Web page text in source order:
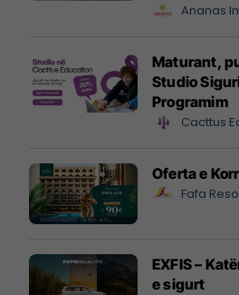
Ananas
Maturant,
Studio
Programim
Cacttus
Oferta e
Fafa
EXFIS –
e sigurt